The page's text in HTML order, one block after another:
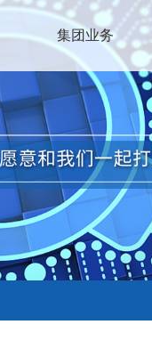
集团业务